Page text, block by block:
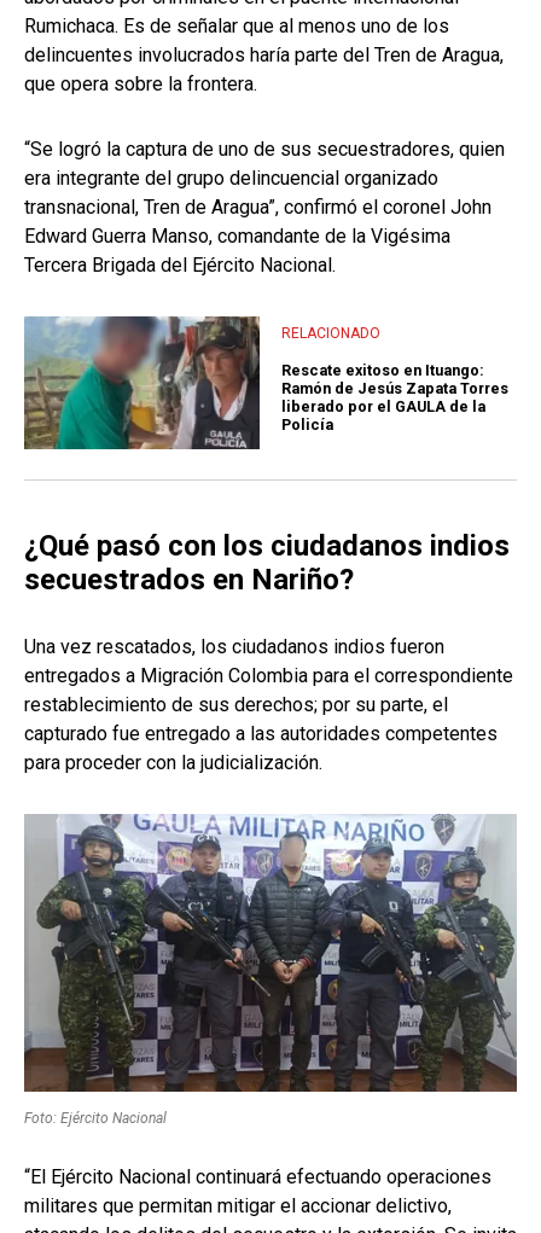
Rumichaca. Es de señalar que al menos uno de los
delincuentes involucrados haría parte del Tren de Aragua,
que opera sobre la frontera.
“Se logró la captura de uno de sus secuestradores, quien
era integrante del grupo delincuencial organizado
transnacional, Tren de Aragua”, confirmó el coronel John
Edward Guerra Manso, comandante de la Vigésima
Tercera Brigada del Ejército Nacional.
RELACIONADO
Rescate exitoso en Ituango:
Ramón de Jesús Zapata Torres
liberado por el GAULA de la
Policía
¿Qué pasó con los ciudadanos indios
secuestrados en Nariño?
Una vez rescatados, los ciudadanos indios fueron
entregados a Migración Colombia para el correspondiente
restablecimiento de sus derechos; por su parte, el
capturado fue entregado a las autoridades competentes
para proceder con la judicialización.
Foto: Ejército Nacional
“El Ejército Nacional continuará efectuando operaciones
militares que permitan mitigar el accionar delictivo,